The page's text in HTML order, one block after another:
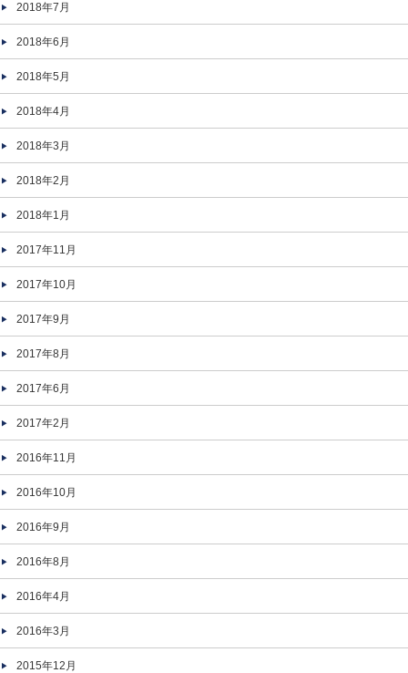
2018年7月
2018年6月
2018年5月
2018年4月
2018年3月
2018年2月
2018年1月
2017年11月
2017年10月
2017年9月
2017年8月
2017年6月
2017年2月
2016年11月
2016年10月
2016年9月
2016年8月
2016年4月
2016年3月
2015年12月